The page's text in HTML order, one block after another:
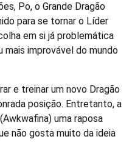
Po, o Grande Dragão
para se tornar o Líder
em si já problemática
improvável do mundo
e treinar um novo Dragão
posição. Entretanto, a
uma raposa
não gosta muito da ideia